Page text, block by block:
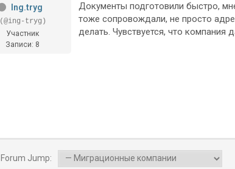
Ing.tryg
(@ing-tryg)
Участник
Записи: 8
Документы подготовили быстро,
тоже сопровождали, не просто
делать. Чувствуется, что компания
Forum Jump: